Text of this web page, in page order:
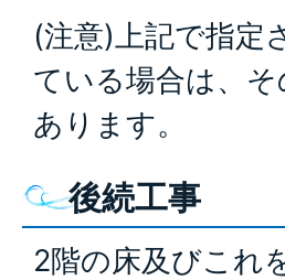
(注意)上記で指定
ている場合は、
あります。
後続工事
2階の床及びこれ